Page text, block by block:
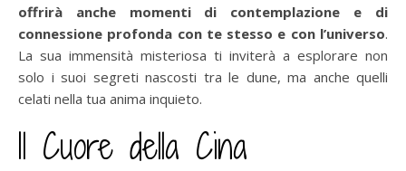
offrirà anche momenti di contemplazione e di
connessione profonda con te stesso e con l’universo.
La sua immensità misteriosa ti inviterà a esplorare non
solo i suoi segreti nascosti tra le dune, ma anche quelli
celati nella tua anima inquieto.
Il Cuore della Cina